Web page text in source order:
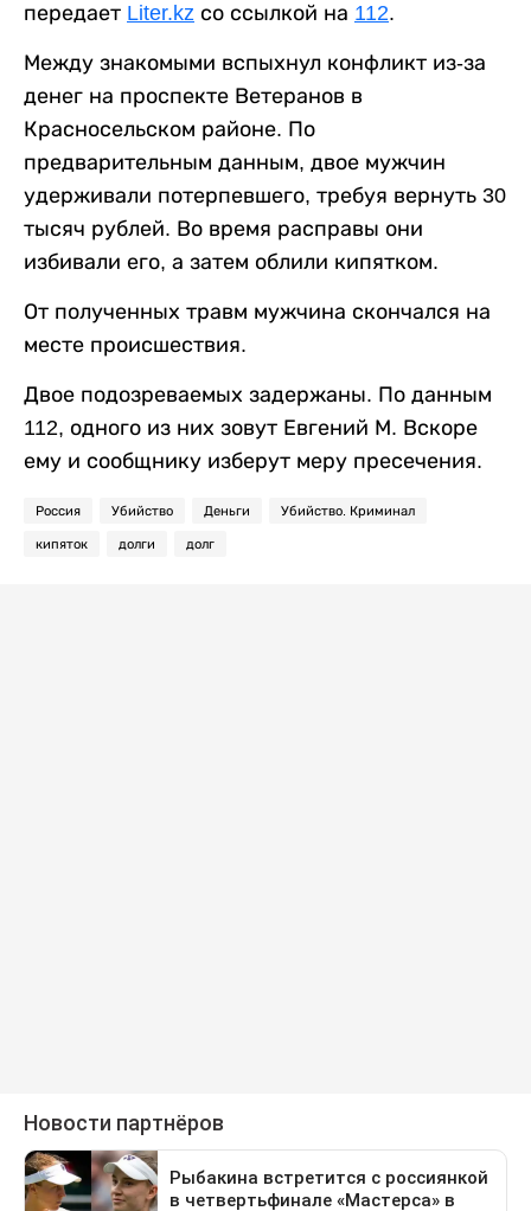
передает Liter.kz со ссылкой на 112.
Между знакомыми вспыхнул конфликт из-за
денег на проспекте Ветеранов в
Красносельском районе. По
предварительным данным, двое мужчин
удерживали потерпевшего, требуя вернуть 30
тысяч рублей. Во время расправы они
избивали его, а затем облили кипятком.
От полученных травм мужчина скончался на
месте происшествия.
Двое подозреваемых задержаны. По данным
112, одного из них зовут Евгений М. Вскоре
ему и сообщнику изберут меру пресечения.
Россия Убийство Деньги Убийство. Криминал
кипяток долги долг